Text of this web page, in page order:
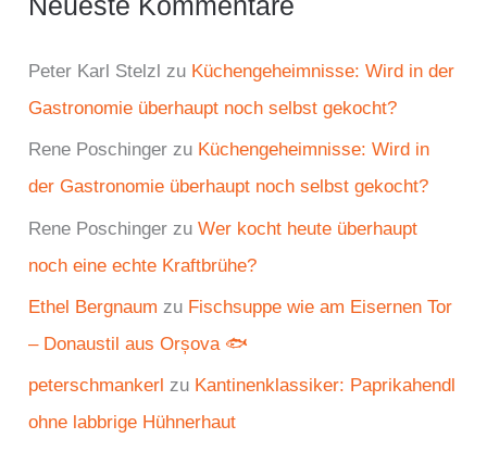
Peter Karl Stelzl zu Küchengeheimnisse: Wird in der
Gastronomie überhaupt noch selbst gekocht?
Rene Poschinger zu Küchengeheimnisse: Wird in
der Gastronomie überhaupt noch selbst gekocht?
Rene Poschinger zuWer kocht heute überhaupt
noch eine echte Kraftbrühe?
Ethel Bergnaum zu Fischsuppe wie am Eisernen Tor
– Donaustil aus Orșova 🐟
peterschmankerl zu Kantinenklassiker: Paprikahendl
ohne labbrige Hühnerhaut